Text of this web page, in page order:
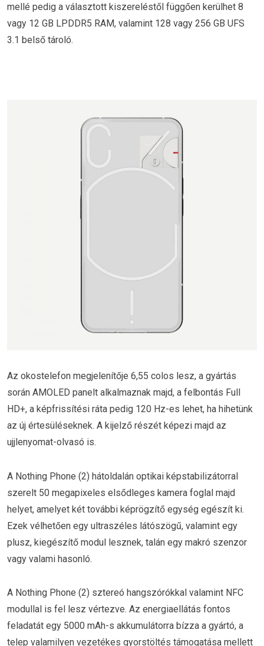
mellé pedig a választott kiszereléstől függően kerülhet 8
vagy 12 GB LPDDR5 RAM, valamint 128 vagy 256 GB UFS
3.1 belső tároló.
Az okostelefon megjelenítője 6,55 colos lesz, a gyártás
során AMOLED panelt alkalmaznak majd, a felbontás Full
HD+, a képfrissítési ráta pedig 120 Hz-es lehet, ha hihetünk
az új értesüléseknek. A kijelző részét képezi majd az
ujjlenyomat-olvasó is.
A Nothing Phone (2) hátoldalán optikai képstabilizátorral
szerelt 50 megapixeles elsődleges kamera foglal majd
helyet, amelyet két további képrögzítő egység egészít ki.
Ezek vélhetően egy ultraszéles látószögű, valamint egy
plusz, kiegészítő modul lesznek, talán egy makró szenzor
vagy valami hasonló.
A Nothing Phone (2) sztereó hangszórókkal valamint NFC
modullal is fel lesz vértezve. Az energiaellátás fontos
feladatát egy 5000 mAh-s akkumulátorra bízza a gyártó, a
telep valamilyen vezetékes gyorstöltés támogatása mellett